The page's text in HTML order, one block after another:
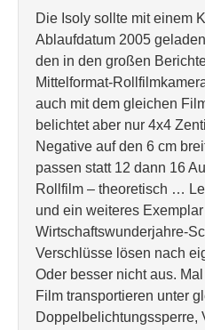
Die Isoly sollte mit einem
Ablaufdatum 2005
den in den großen
Mittelformat-
auch mit dem gleichen
belichtet aber nur 4x4
Negative auf den 6 cm
passen statt 12 dann 16
Rollfilm – theoretisch …
und ein weiteres
Wirtschaftswunderjahre-
Verschlüsse lösen nach
Oder besser nicht aus.
Film transportieren unter
Doppelbelichtungssperre,